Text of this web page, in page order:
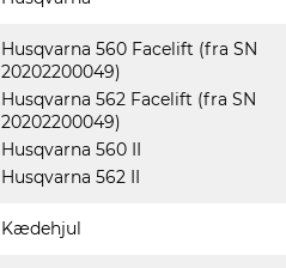
Husqvarna 560 Facelift (fra SN
20202200049)
Husqvarna 562 Facelift (fra SN
20202200049)
Husqvarna 560 II
Husqvarna 562 II
Kædehjul